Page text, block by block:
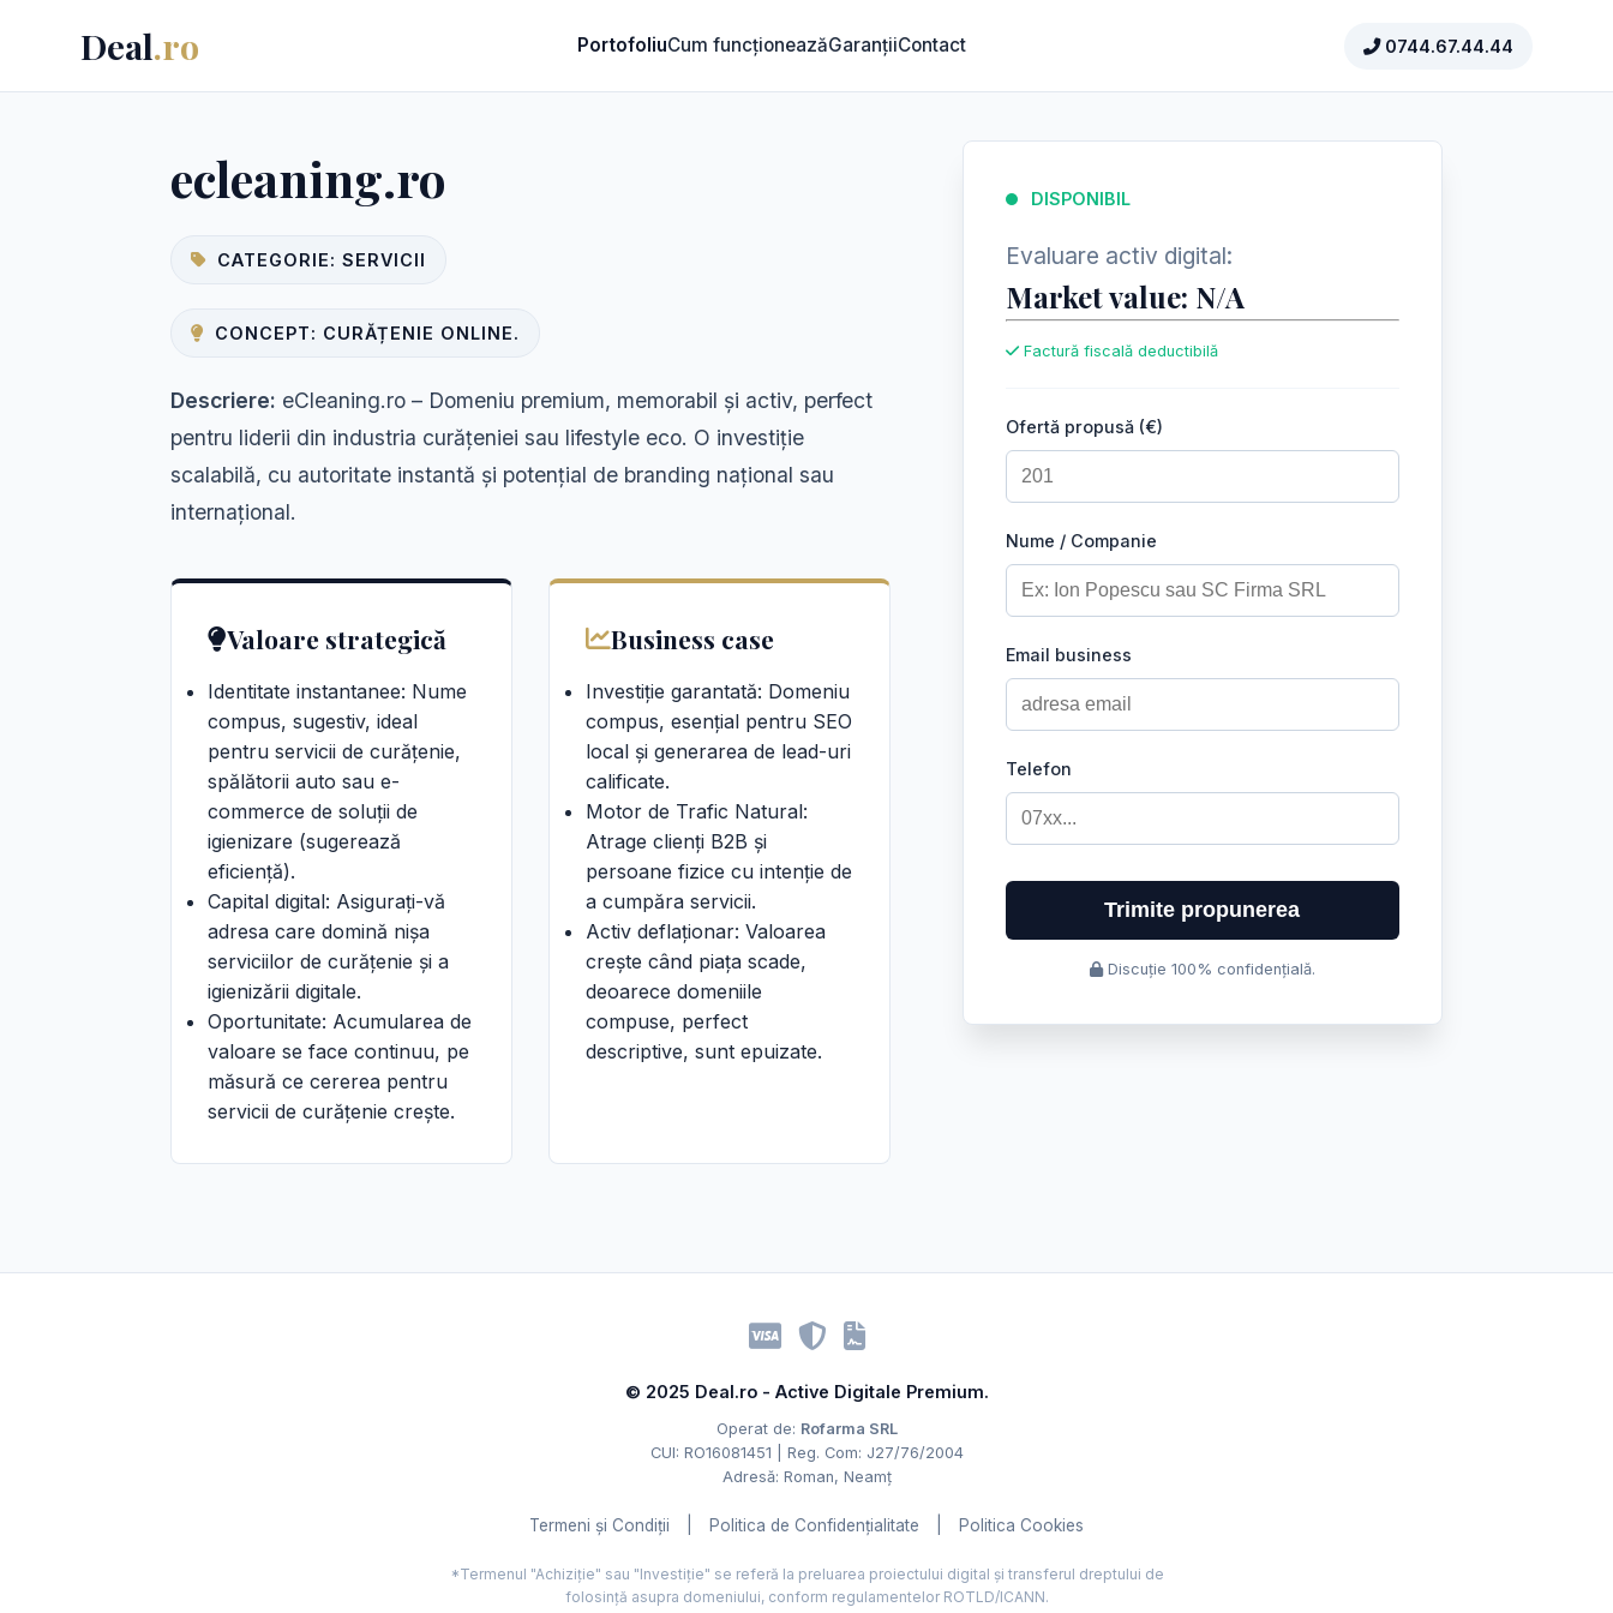
Deal.ro PortofoliuCum funcționeazăGaranțiiContact 0744.67.44.44
ecleaning.ro
CATEGORIE: SERVICII
CONCEPT: CURĂȚENIE ONLINE.
Descriere: eCleaning.ro – Domeniu premium, memorabil și activ, perfect
pentru liderii din industria curățeniei sau lifestyle eco. O investiție
scalabilă, cu autoritate instantă și potențial de branding național sau
internațional.
Valoare strategică
Identitate instantanee: Nume
compus, sugestiv, ideal
pentru servicii de curățenie,
spălătorii auto sau e-
commerce de soluții de
igienizare (sugerează
eficiență).
Capital digital: Asigurați-vă
adresa care domină nișa
serviciilor de curățenie și a
igienizării digitale.
Oportunitate: Acumularea de
valoare se face continuu, pe
măsură ce cererea pentru
servicii de curățenie crește.
Business case
Investiție garantată: Domeniu
compus, esențial pentru SEO
local și generarea de lead-uri
calificate.
Motor de Trafic Natural:
Atrage clienți B2B și
persoane fizice cu intenție de
a cumpăra servicii.
Activ deflaționar: Valoarea
crește când piața scade,
deoarece domeniile
compuse, perfect
descriptive, sunt epuizate.
DISPONIBIL
Evaluare activ digital:
Market value: N/A
Factură fiscală deductibilă
Ofertă propusă (€)
Nume / Companie
Email business
Telefon
Trimite propunerea
Discuție 100% confidențială.
© 2025 Deal.ro - Active Digitale Premium.
Operat de: Rofarma SRL
CUI: RO16081451 | Reg. Com: J27/76/2004
Adresă: Roman, Neamț
Termeni și Condiții Politica de Confidențialitate Politica Cookies
*Termenul "Achiziție" sau "Investiție" se referă la preluarea proiectului digital și transferul dreptului de
folosință asupra domeniului, conform regulamentelor ROTLD/ICANN.